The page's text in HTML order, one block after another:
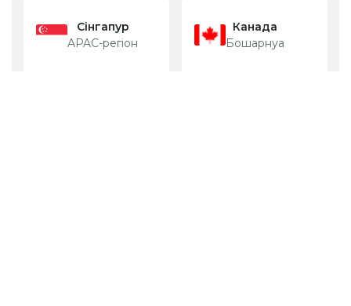
Сінгапур
APAC-регіон
Канада
Бошарнуа